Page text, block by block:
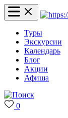
Туры
Экскурсии
Календарь
Блог
Акции
Афиша
0